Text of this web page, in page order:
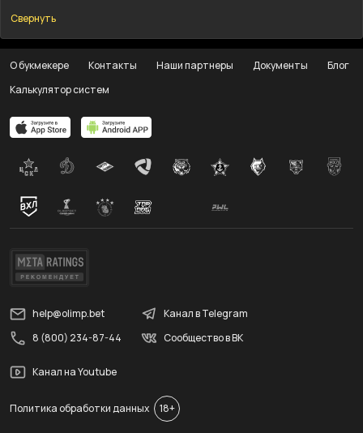
Свернуть
О букмекере Контакты Наши партнеры Документы
Блог
Калькулятор систем
help@olimp.bet
8 (800) 234-87-44
Канал в Telegram
Сообщество в ВК
Канал на Youtube
Политика обработки данных 18+